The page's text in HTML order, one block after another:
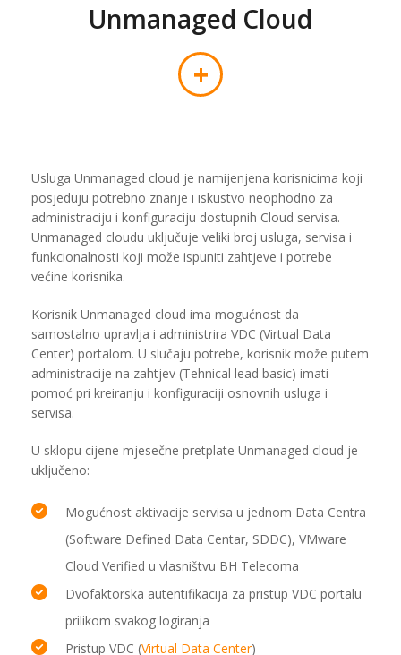
Unmanaged Cloud
+
Usluga Unmanaged cloud je namijenjena korisnicima koji
posjeduju potrebno znanje i iskustvo neophodno za
administraciju i konfiguraciju dostupnih Cloud servisa.
Unmanaged cloudu uključuje veliki broj usluga, servisa i
funkcionalnosti koji može ispuniti zahtjeve i potrebe
većine korisnika.
Korisnik Unmanaged cloud ima mogućnost da
samostalno upravlja i administrira VDC (Virtual Data
Center) portalom. U slučaju potrebe, korisnik može putem
administracije na zahtjev (Tehnical lead basic) imati
pomoć pri kreiranju i konfiguraciji osnovnih usluga i
servisa.
U sklopu cijene mjesečne pretplate Unmanaged cloud je
uključeno:
Mogućnost aktivacije servisa u jednom Data Centra
(Software Defined Data Centar, SDDC), VMware
Cloud Verified u vlasništvu BH Telecoma
Dvofaktorska autentifikacija za pristup VDC portalu
prilikom svakog logiranja
Pristup VDC (Virtual Data Center)